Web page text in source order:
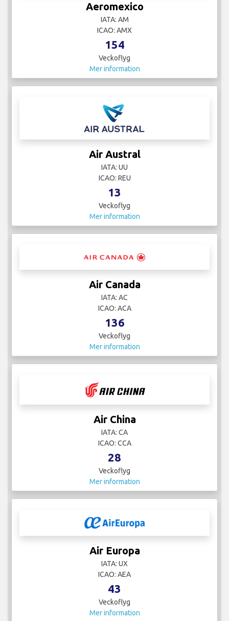
Aeromexico
IATA: AM
ICAO: AMX
154
Veckoflyg
Mer information
Air Austral
IATA: UU
ICAO: REU
13
Veckoflyg
Mer information
Air Canada
IATA: AC
ICAO: ACA
136
Veckoflyg
Mer information
Air China
IATA: CA
ICAO: CCA
28
Veckoflyg
Mer information
Air Europa
IATA: UX
ICAO: AEA
43
Veckoflyg
Mer information